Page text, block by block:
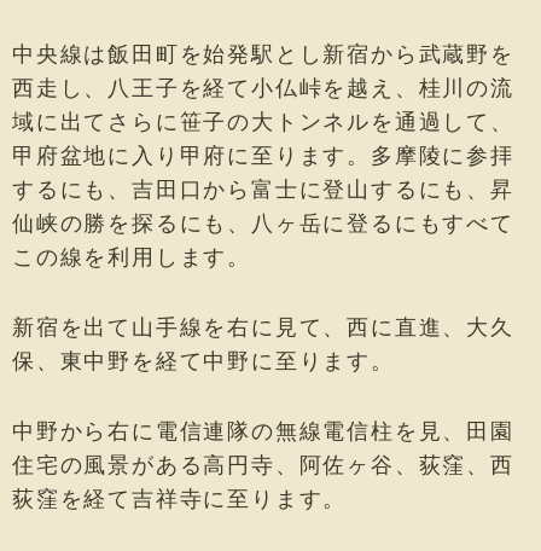
中央線は飯田町を始発駅とし新宿から武蔵野を
西走し、八王子を経て小仏峠を越え、桂川の流
域に出てさらに笹子の大トンネルを通過して、
甲府盆地に入り甲府に至ります。多摩陵に参拝
するにも、吉田口から富士に登山するにも、昇
仙峡の勝を探るにも、八ヶ岳に登るにもすべて
この線を利用します。
新宿を出て山手線を右に見て、西に直進、大久
保、東中野を経て中野に至ります。
中野から右に電信連隊の無線電信柱を見、田園
住宅の風景がある高円寺、阿佐ヶ谷、荻窪、西
荻窪を経て吉祥寺に至ります。